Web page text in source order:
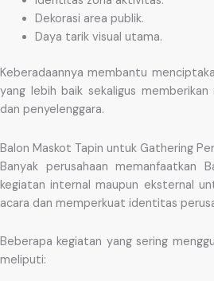
Dekorasi area publik.
Daya tarik visual utama.
Keberadaannya membantu
yang lebih baik sekaligus
dan penyelenggara.
Balon Maskot Tapin untuk Gathering
Banyak perusahaan memanfaatkan
kegiatan internal maupun eksternal
acara dan memperkuat identitas
Beberapa kegiatan yang sering
meliputi: